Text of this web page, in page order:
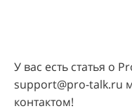
У вас есть статья о
support@pro-talk.ru
контактом!